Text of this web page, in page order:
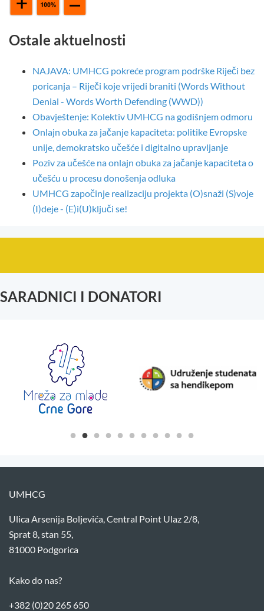
Ostale aktuelnosti
NAJAVA: UMHCG pokreće program podrške Riječi bez
poricanja – Riječi koje vrijedi braniti (Words Without
Denial - Words Worth Defending (WWD))
Obavještenje: Kolektiv UMHCG na godišnjem odmoru
Onlajn obuka za jačanje kapaciteta: politike Evropske
unije, demokratsko učešće i digitalno upravljanje
Poziv za učešće na onlajn obuka za jačanje kapaciteta o
učešću u procesu donošenja odluka
UMHCG započinje realizaciju projekta (O)snaži (S)voje
(I)deje - (E)i(U)ključi se!
SARADNICI I DONATORI
UMHCG
Ulica Arsenija Boljevića, Central Point Ulaz 2/8,
Sprat 8, stan 55,
81000 Podgorica
Kako do nas?
+382 (0)20 265 650